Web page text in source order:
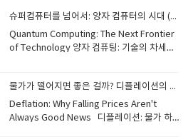
감있는 공부를 하시길 바랍니다.
슈퍼컴퓨터를 넘어서: 양자 컴퓨터의 시대 (The Era of Quantum Computing)
​Quantum Computing: The Next Frontier
of Technology 양자 컴퓨팅: 기술의 차세대
"qubits." Thanks to a phenomenon
called superposition, qubits can
represent both 0 and 1 at the same
물가가 떨어지면 좋은 걸까? 디플레이션의 이해 (Understanding Deflation)
Deflation: Why Falling Prices Aren't
Always Good News​ 디플레이션: 물가 하